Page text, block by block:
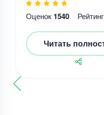
Оценок 1540 Рейтинг
Читать